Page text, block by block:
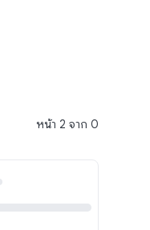
หน้า 2 จาก 0